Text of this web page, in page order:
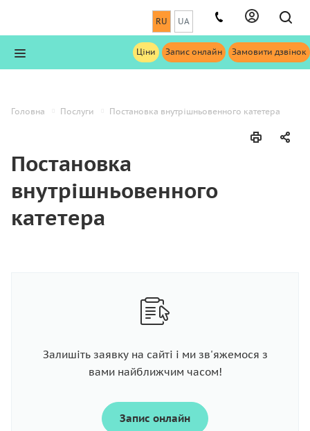
RU UA
Ціни Запис онлайн Замовити дзвінок
Головна Послуги Постановка внутрішньовенного катетера
Постановка
внутрішньовенного
катетера
Залишіть заявку на сайті і ми зв'яжемося з
вами найближчим часом!
Запис онлайн